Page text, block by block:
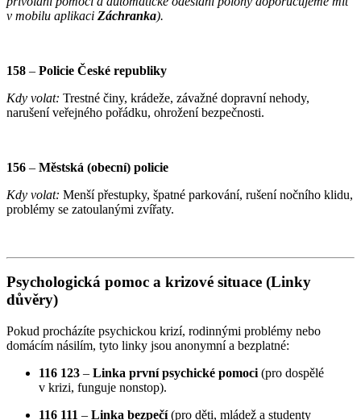
v mobilu aplikaci Záchranka).
158 – Policie České republiky
Kdy volat: Trestné činy, krádeže, závažné dopravní nehody,
narušení veřejného pořádku, ohrožení bezpečnosti.
156 – Městská (obecní) policie
Kdy volat: Menší přestupky, špatné parkování, rušení nočního klidu,
problémy se zatoulanými zvířaty.
Psychologická pomoc a krizové situace (Linky
důvěry)
Pokud procházíte psychickou krizí, rodinnými problémy nebo
domácím násilím, tyto linky jsou anonymní a bezplatné:
116 123 – Linka první psychické pomoci (pro dospělé
v krizi, funguje nonstop).
116 111 – Linka bezpečí(pro děti, mládež a studenty